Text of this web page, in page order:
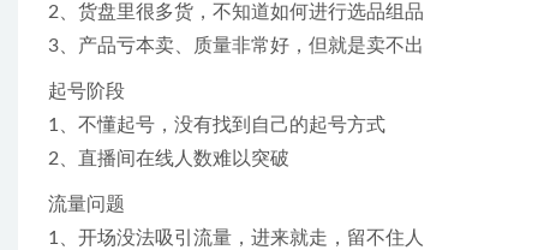
2、货盘里很多货，不知道如何进行选品组品
3、产品亏本卖、质量非常好，但就是卖不出
起号阶段
1、不懂起号，没有找到自己的起号方式
2、直播间在线人数难以突破
流量问题
1、开场没法吸引流量，进来就走，留不住人